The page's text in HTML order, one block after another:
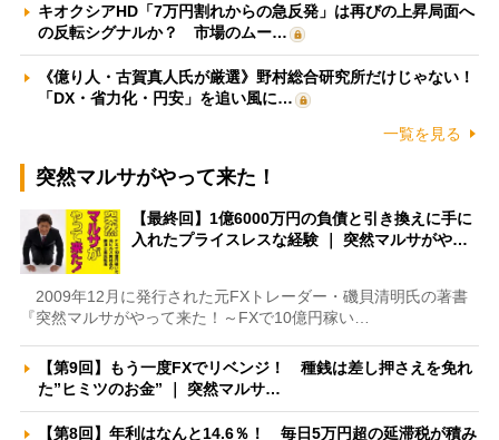
キオクシアHD「7万円割れからの急反発」は再びの上昇局面へ
の反転シグナルか？ 市場のムー…
《億り人・古賀真人氏が厳選》野村総合研究所だけじゃない！
「DX・省力化・円安」を追い風に…
一覧を見る
突然マルサがやって来た！
【最終回】1億6000万円の負債と引き換えに手に
入れたプライスレスな経験 ｜ 突然マルサがや…
2009年12月に発行された元FXトレーダー・磯貝清明氏の著書
『突然マルサがやって来た！～FXで10億円稼い…
【第9回】もう一度FXでリベンジ！ 種銭は差し押さえを免れ
た”ヒミツのお金” ｜ 突然マルサ…
【第8回】年利はなんと14.6％！ 毎日5万円超の延滞税が積み